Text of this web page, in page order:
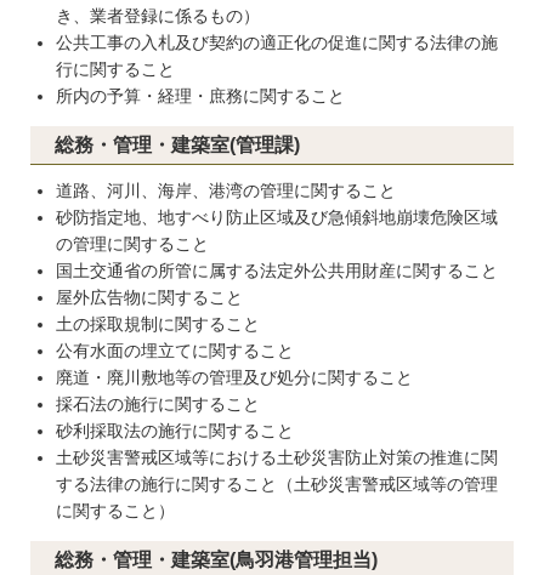
き、業者登録に係るもの）
公共工事の入札及び契約の適正化の促進に関する法律の施
行に関すること
所内の予算・経理・庶務に関すること
総務・管理・建築室(管理課)
道路、河川、海岸、港湾の管理に関すること
砂防指定地、地すべり防止区域及び急傾斜地崩壊危険区域
の管理に関すること
国土交通省の所管に属する法定外公共用財産に関すること
屋外広告物に関すること
土の採取規制に関すること
公有水面の埋立てに関すること
廃道・廃川敷地等の管理及び処分に関すること
採石法の施行に関すること
砂利採取法の施行に関すること
土砂災害警戒区域等における土砂災害防止対策の推進に関
する法律の施行に関すること（土砂災害警戒区域等の管理
に関すること）
総務・管理・建築室(鳥羽港管理担当)